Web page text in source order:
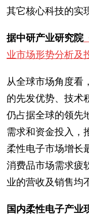
其它核心科技的实
据中研产业研究院
业市场形势分析及
从全球市场角度看
的先发优势、技术
仍占据全球的领先
需求和资金投入，
柔性电子市场增长
消费品市场需求疲
业的营收及销售均
国内柔性电子产业